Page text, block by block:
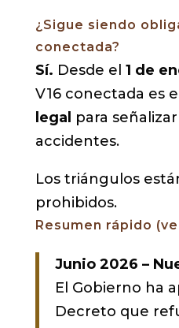
¿Sigue siendo
conectada?
Sí. Desde el 1 de
V16 conectada es el
legal para
accidentes.
Los triángulos
prohibidos.
Resumen rápido
Junio 2026 –
El Gobierno ha
Decreto que